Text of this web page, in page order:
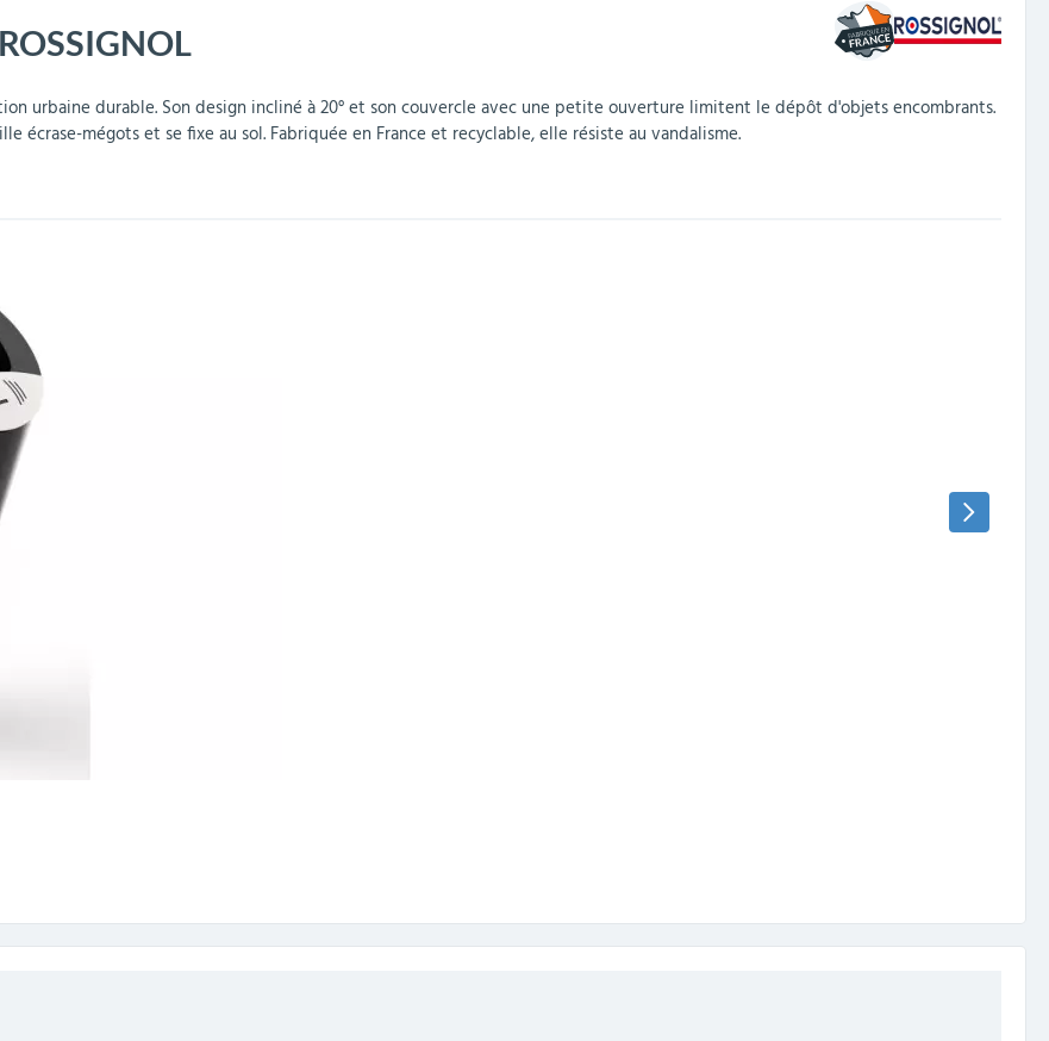
Abris fumeurs
Miroirs de sécurité
Mobilier de bureau
Mobilier crèche et
Pavoisement
urbaine durable. Son design incliné à 20° et son couvercle avec une petite ouverture limitent le dépôt d'objets encombrants.
mégots et se fixe au sol. Fabriquée en France et recyclable, elle résiste au vandalisme.